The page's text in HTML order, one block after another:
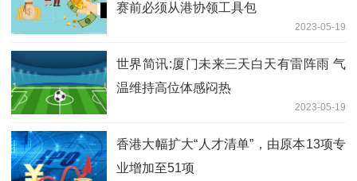
赛前必须从港协领工具包
2023-05-19
世界简讯:厦门未来三天白天有雷阵雨 气
温维持高位体感闷热
2023-05-19
香港大幅扩大“人才清单”，由原本13项专
业增加至51项